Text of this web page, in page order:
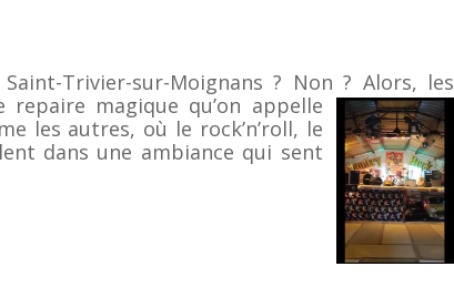
Trivier-sur-Moignans ? Non ? Alors, les
repaire magique qu’on appelle
les autres, où le rock’n’roll, le
dans une ambiance qui sent